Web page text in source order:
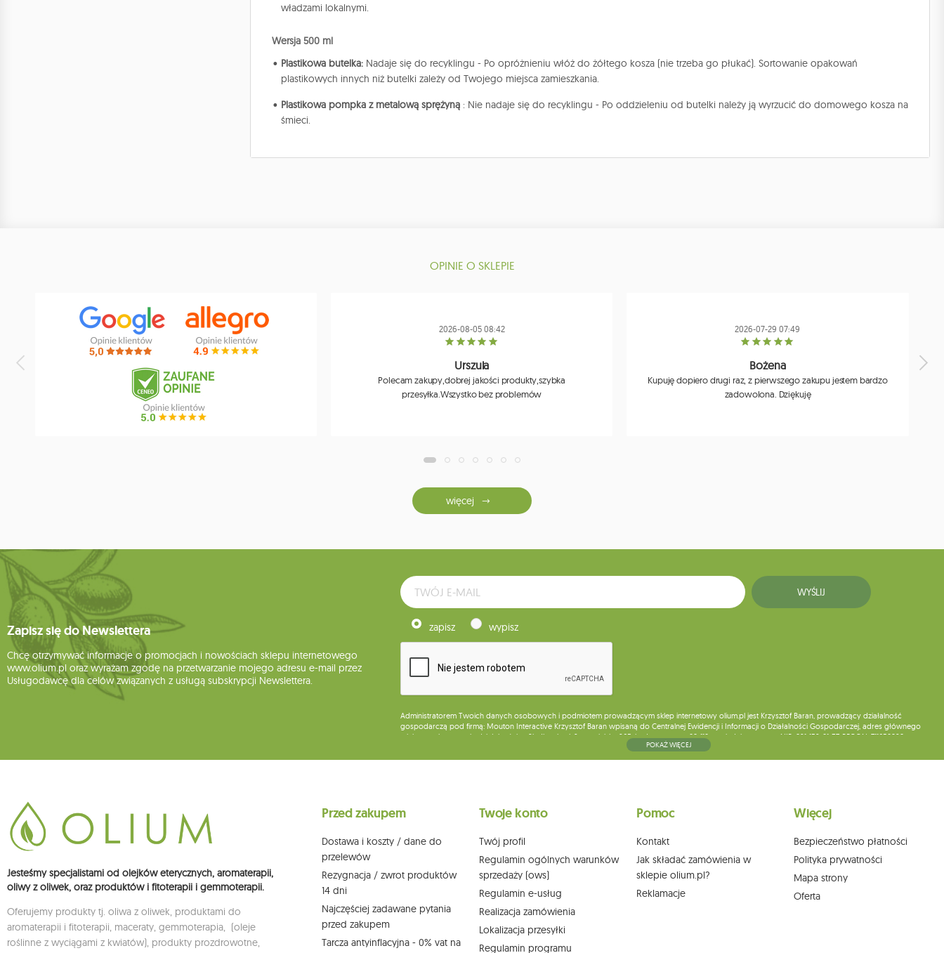
władzami lokalnymi.
Wersja 500 ml
Plastikowa butelka: Nadaje się do recyklingu - Po opróżnieniu włóż do żółtego kosza (nie trzeba go płukać). Sortowanie opakowań
plastikowych innych niż butelki zależy od Twojego miejsca zamieszkania.
Plastikowa pompka z metalową sprężyną : Nie nadaje się do recyklingu - Po oddzieleniu od butelki należy ją wyrzucić do domowego kosza na
śmieci.
OPINIE O SKLEPIE
2026-08-05 08:42
Urszula
Polecam zakupy,dobrej jakości produkty,szybka
przesyłka.Wszystko bez problemów
2026-07-29 07:49
Bożena
Kupuję dopiero drugi raz, z pierwszego zakupu jestem bardzo
zadowolona. Dziękuję
więcej
Zapisz się do Newslettera
Chcę otrzymywać informacje o promocjach i nowościach sklepu internetowego
www.olium.pl oraz wyrażam zgodę na przetwarzanie mojego adresu e-mail przez
Usługodawcę dla celów związanych z usługą subskrypcji Newslettera.
WYŚLIJ
zapisz wypisz
Administratorem Twoich danych osobowych i podmiotem prowadzącym sklep internetowy olium.pl jest Krzysztof Baran, prowadzący działalność
gospodarczą pod firmą: Mouton Interactive Krzysztof Baran wpisaną do Centralnej Ewidencji i Informacji o Działalności Gospodarczej, adres głównego
miejsca wykonywania działalności w Siedlcach, ul. Starowiejska 265, kod pocztowy: 08-110, posiadający numer NIP: 821-152-01-37, REGON: 711650928 .
Dane będą przetwarzane w celu wysyłki newslettera i przechowywane do chwili rezygnacji z subskrypcji.
działem obsługi klienta Mouton Interactive pod adresem e-mail lub pisemnie na adres siedziby.
POKAŻ WIĘCEJ
Jesteśmy specjalistami od olejków eterycznych, aromaterapii,
oliwy z oliwek, oraz produktów i fitoterapii i gemmoterapii.
Oferujemy produkty tj. oliwa z oliwek, produktami do
aromaterapii i fitoterapii, maceraty, gemmoterapia, (oleje
roślinne z wyciągami z kwiatów), produkty prozdrowotne,
Przed zakupem
Dostawa i koszty / dane do
przelewów
Rezygnacja / zwrot produktów
14 dni
Najczęściej zadawane pytania
przed zakupem
Tarcza antyinflacyjna - 0% vat na
Twoje konto
Twój profil
Regulamin ogólnych warunków
sprzedaży (ows)
Regulamin e-usług
Realizacja zamówienia
Lokalizacja przesyłki
Regulamin programu
Pomoc
Kontakt
Jak składać zamówienia w
sklepie olium.pl?
Reklamacje
Więcej
Bezpieczeństwo płatności
Polityka prywatności
Mapa strony
Oferta